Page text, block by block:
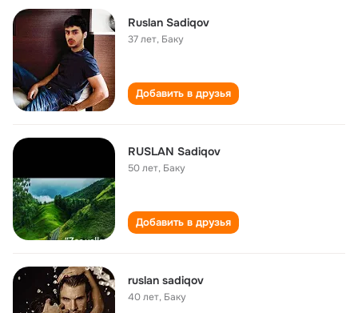
Ruslan Sadiqov
37 лет, Баку
Добавить в друзья
RUSLAN Sadiqov
50 лет, Баку
Добавить в друзья
ruslan sadiqov
40 лет, Баку